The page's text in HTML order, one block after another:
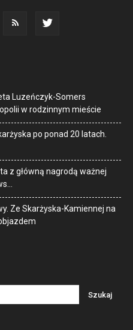
Luzeńczyk-Somers
w rodzinnym mieście
po ponad 20 latach.
z główną nagrodą ważnej
Ze Skarżyska-Kamiennej na